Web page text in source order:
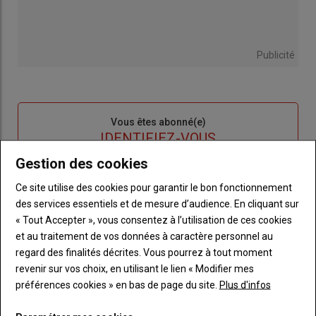
Publicité
Vous êtes abonné(e)
TITRE IDENTIFIEZ-VOUS
de votre abonnement
Lien
"Créer
un
nouveau
compte"
Créer un nouveau compte
Lien
"Réinitialiser
votre
mot
Réinitialiser votre mot de passe
Lien
"Je
connecte"
Je me connecte
Gestion des cookies
Ce site utilise des cookies pour garantir le bon fonctionnement
des services essentiels et de mesure d’audience. En cliquant sur
« Tout Accepter », vous consentez à l’utilisation de ces cookies
et au traitement de vos données à caractère personnel au
regard des finalités décrites. Vous pourrez à tout moment
revenir sur vos choix, en utilisant le lien « Modifier mes
préférences cookies » en bas de page du site. Plus d'infos